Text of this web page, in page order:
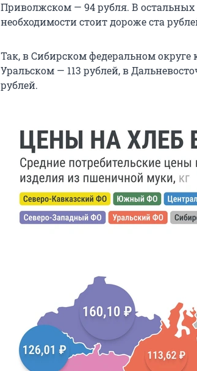
Приволжском — 94 рубля. В остальных
необходимости стоит дороже ста
Так, в Сибирском федеральном округе
Уральском — 113 рублей, в
рублей.